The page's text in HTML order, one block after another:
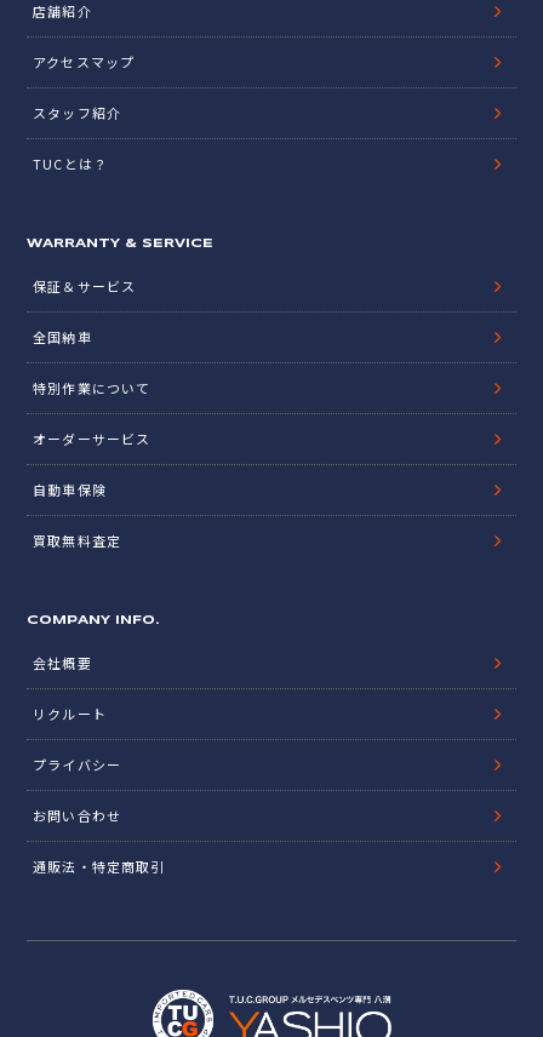
店舗紹介
アクセスマップ
スタッフ紹介
TUCとは？
WARRANTY & SERVICE
保証＆サービス
全国納車
特別作業について
オーダーサービス
自動車保険
買取無料査定
COMPANY INFO.
会社概要
リクルート
プライバシー
お問い合わせ
通販法・特定商取引